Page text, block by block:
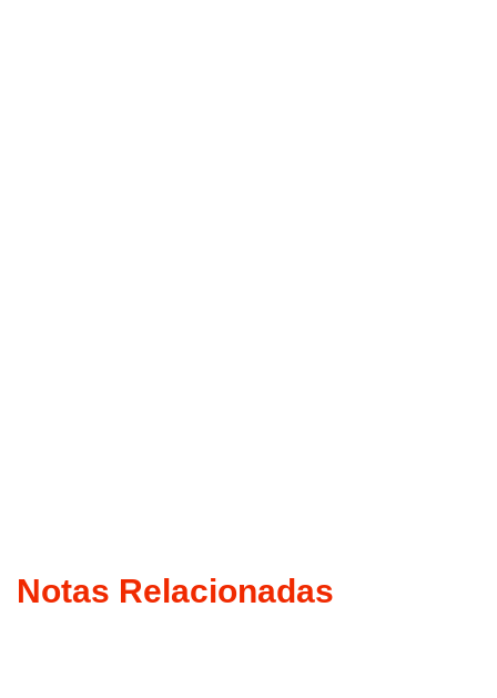
Notas Relacionadas